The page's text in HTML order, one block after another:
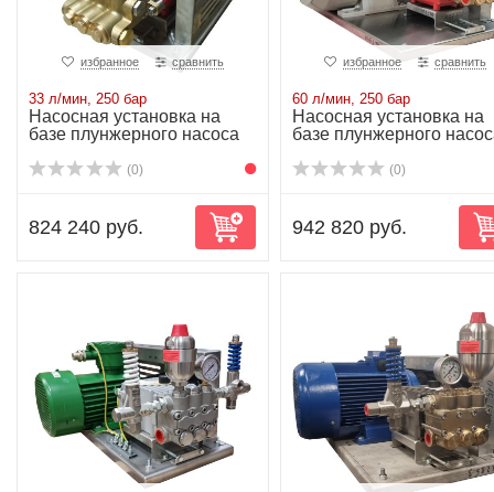
избранное сравнить
33 л/мин, 250 бар
Насосная установка на
базе плунжерного насоса
(0)
824 240 руб.
избранное сравнить
60 л/мин, 250 бар
Насосная установка на
базе плунжерного
(0)
942 820 руб.